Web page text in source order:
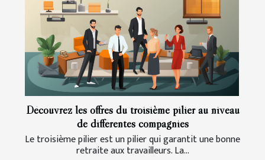
Découvrez les offres du troisième pilier au niveau
de différentes compagnies
Le troisième pilier est un pilier qui garantit une bonne
retraite aux travailleurs. La...